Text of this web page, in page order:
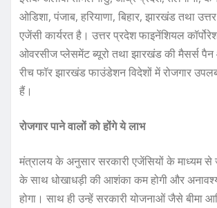
ओडिशा, पंजाब, हरियाणा, बिहार, झारखंड तथा
एजेंसी कार्यरत है। उत्तर प्रदेश फाइनेंशियल
ओवरसीज प्लेसमेंट ब्यूरो तथा झारखंड की मैसर्स
रीच फॉर झारखंड फाउंडेशन विदेशों में रोजगार
हैं।
रोजगार पाने वालों को होंगे ये लाभ
मंत्रालय के अनुसार सरकारी एजेंसियों के माध्यम से
के साथ धोखाधड़ी की आशंका कम होगी और
होगा। साथ ही उन्हें सरकारी योजनाओं जैसे बीमा